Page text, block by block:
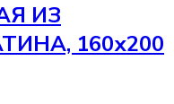
ИЗ
160х200